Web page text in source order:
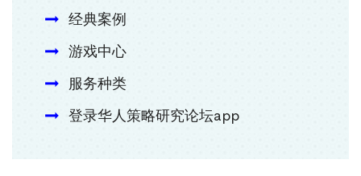
经典案例
游戏中心
服务种类
登录华人策略研究论坛app